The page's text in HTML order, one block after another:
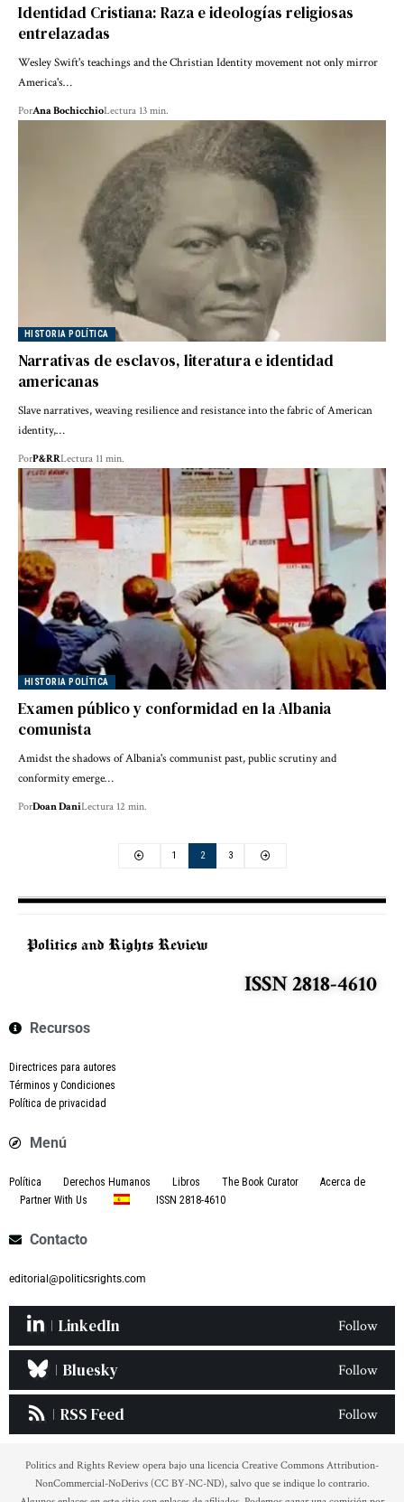
Identidad Cristiana: Raza e ideologías religiosas
entrelazadas
Wesley Swift's teachings and the Christian Identity movement not only mirror
America's…
PorAna BochicchioLectura 13 min.
HISTORIA POLÍTICA
Narrativas de esclavos, literatura e identidad
americanas
Slave narratives, weaving resilience and resistance into the fabric of American
identity,…
PorP&RRLectura 11 min.
HISTORIA POLÍTICA
Examen público y conformidad en la Albania
comunista
Amidst the shadows of Albania's communist past, public scrutiny and
conformity emerge…
PorDoan DaniLectura 12 min.
1 2 3
ISSN 2818-4610
Recursos
Directrices para autores
Términos y Condiciones
Política de privacidad
Menú
Política Derechos Humanos Libros The Book Curator
Acerca de
Partner With Us
ISSN 2818-4610
Contacto
editorial@politicsrights.com
LinkedIn Follow
Bluesky Follow
RSS Feed Follow
Politics and Rights Review opera bajo una licencia Creative Commons Attribution-
NonCommercial-NoDerivs (CC BY-NC-ND), salvo que se indique lo contrario.